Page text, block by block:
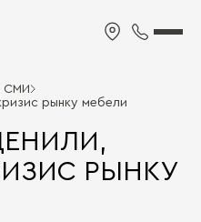
СМИ
рынку мебели
РЫНКУ